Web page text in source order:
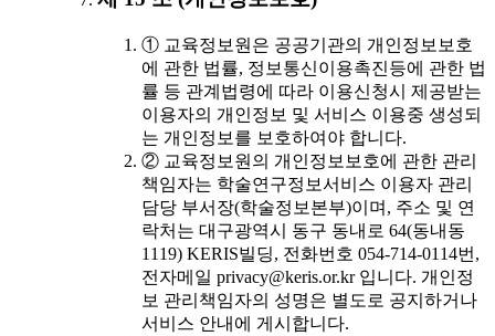
① 교육정보원은 공공기관의 개인정보보호
에 관한 법률, 정보통신이용촉진등에 관한 법
률 등 관계법령에 따라 이용신청시 제공받는
이용자의 개인정보 및 서비스 이용중 생성되
는 개인정보를 보호하여야 합니다.
② 교육정보원의 개인정보보호에 관한 관리
책임자는 학술연구정보서비스 이용자 관리
담당 부서장(학술정보본부)이며, 주소 및 연
락처는 대구광역시 동구 동내로 64(동내동
1119) KERIS빌딩, 전화번호 054-714-0114번,
전자메일 privacy@keris.or.kr 입니다. 개인정
보 관리책임자의 성명은 별도로 공지하거나
서비스 안내에 게시합니다.